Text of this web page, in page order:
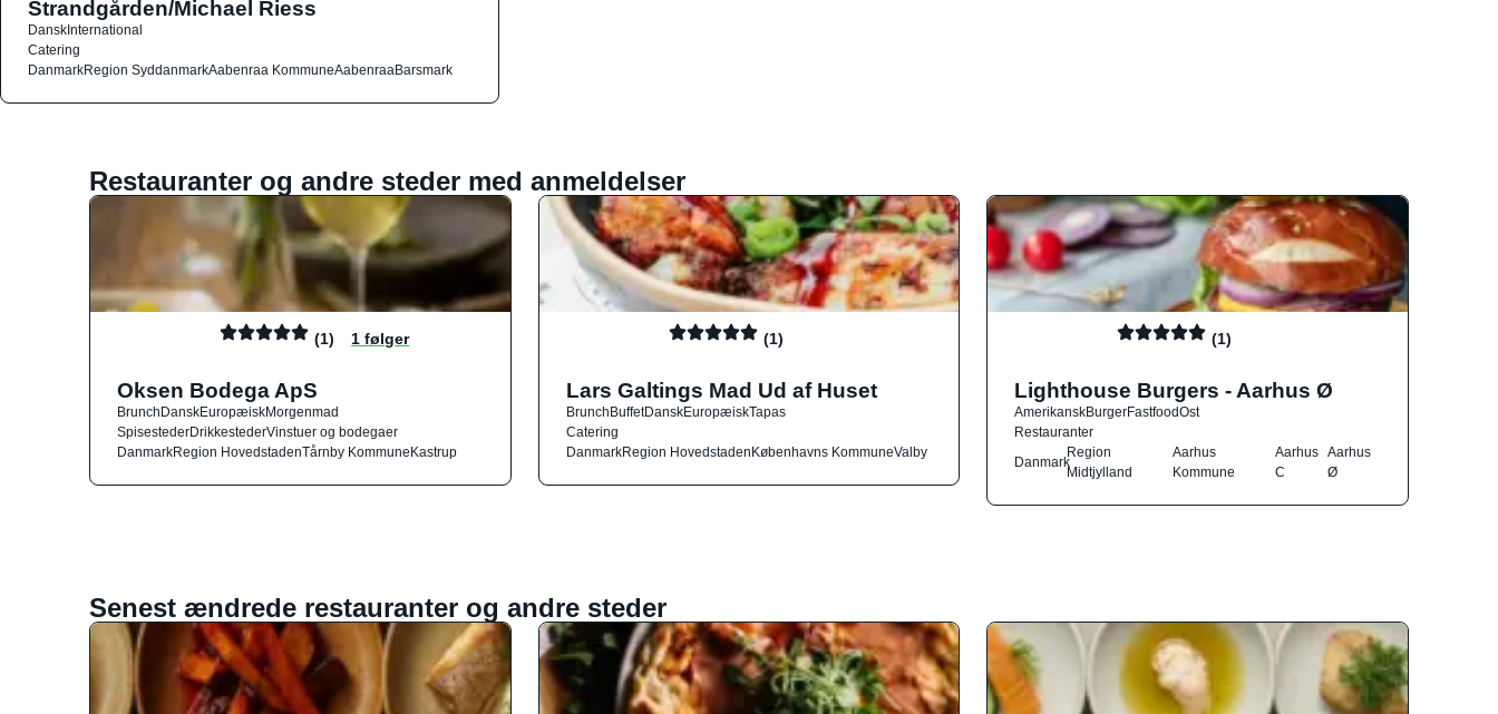
Strandgården/Michael Riess
DanskInternational
Catering
DanmarkRegion SyddanmarkAabenraa KommuneAabenraaBarsmark
Restauranter og andre steder med anmeldelser
(1) 1 følger
Oksen Bodega ApS
BrunchDanskEuropæiskMorgenmad
SpisestederDrikkestederVinstuer og bodegaer
DanmarkRegion HovedstadenTårnby KommuneKastrup
(1)
Lars Galtings Mad Ud af Huset
BrunchBuffetDanskEuropæiskTapas
Catering
DanmarkRegion HovedstadenKøbenhavns KommuneValby
(1)
Lighthouse Burgers - Aarhus Ø
AmerikanskBurgerFastfoodOst
Restauranter
Danmark
Region
Midtjylland
Aarhus
Kommune
Aarhus
C
Aarhus
Ø
Senest ændrede restauranter og andre steder